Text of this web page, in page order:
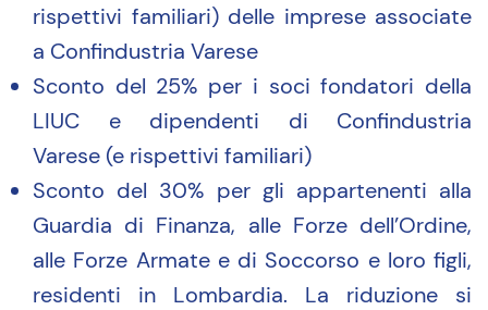
rispettivi familiari) delle imprese associate
a Confindustria Varese
Sconto del 25% per i soci fondatori della
LIUC e dipendenti di Confindustria
Varese (e rispettivi familiari)
Sconto del 30% per gli appartenenti alla
Guardia di Finanza, alle Forze dell’Ordine,
alle Forze Armate e di Soccorso e loro figli,
residenti in Lombardia. La riduzione si